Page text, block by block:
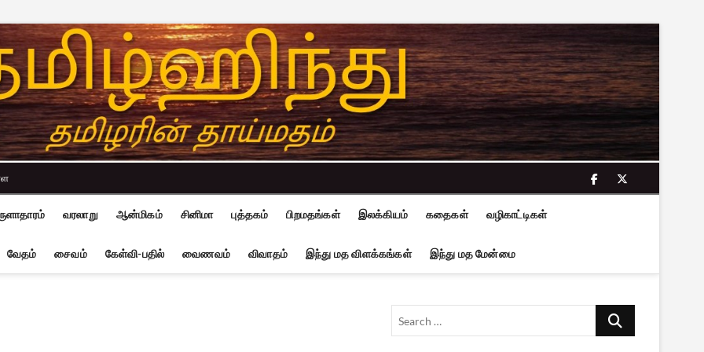
facebook
twitter
வரலாறு ஆன்மிகம் சினிமா புத்தகம் பிறமதங்கள் இலக்கியம் கதைகள் வழிகாட்டிகள்
வேதம் சைவம் கேள்வி-பதில் வைணவம் விவாதம் இந்து மத விளக்கங்கள் இந்து மத மேன்மை
Search